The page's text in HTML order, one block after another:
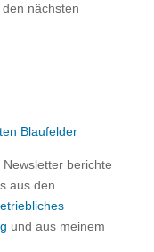
nächsten
berichte
aus den
und aus meinem